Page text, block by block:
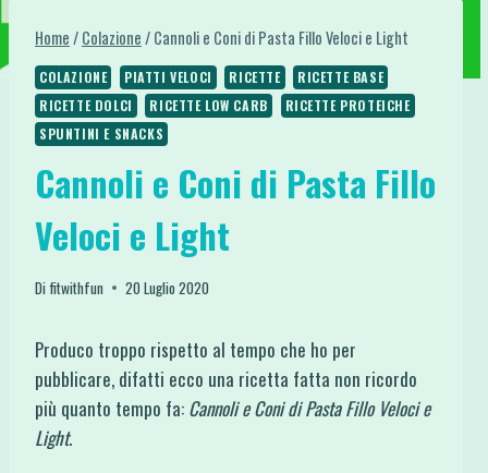
Home/Colazione/Cannoli e Coni di Pasta Fillo Veloci e Light
COLAZIONE PIATTI VELOCI RICETTE
RICETTE BASE
RICETTE DOLCI
RICETTE LOW CARB
RICETTE PROTEICHE
SPUNTINI E SNACKS
Cannoli e Coni di Pasta Fillo
Veloci e Light
Difitwithfun 20 Luglio 2020
Produco troppo rispetto al tempo che ho per
pubblicare, difatti ecco una ricetta fatta non ricordo
più quanto tempo fa: Cannoli e Coni di Pasta Fillo Veloci e
Light.